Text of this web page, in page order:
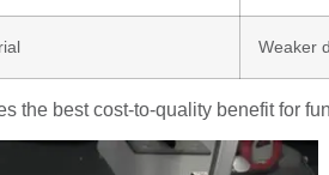
Weaker
the best cost-to-quality benefit for